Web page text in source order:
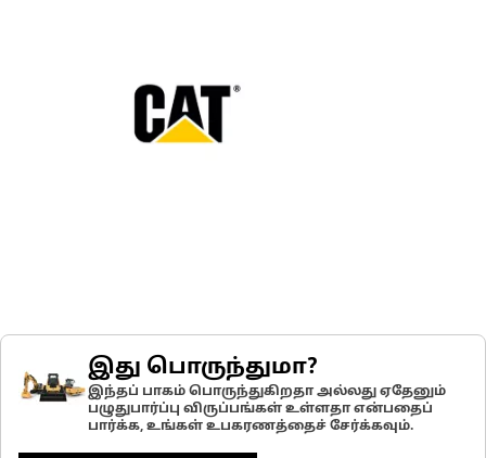
இது பொருந்துமா?
இந்தப் பாகம் பொருந்துகிறதா அல்லது ஏதேனும்
பழுதுபார்ப்பு விருப்பங்கள் உள்ளதா என்பதைப்
பார்க்க, உங்கள் உபகரணத்தைச் சேர்க்கவும்.